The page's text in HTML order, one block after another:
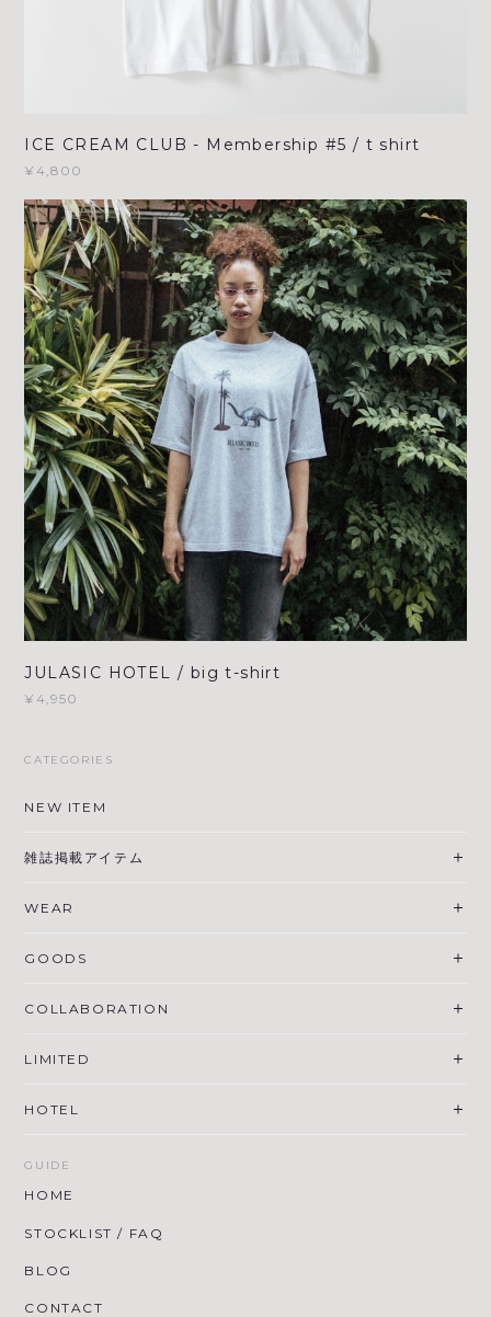
ICE CREAM CLUB - Membership #5 / t shirt
¥4,800
JULASIC HOTEL / big t-shirt
¥4,950
CATEGORIES
NEW ITEM
雑誌掲載アイテム
WEAR
GOODS
COLLABORATION
LIMITED
HOTEL
GUIDE
HOME
STOCKLIST / FAQ
BLOG
CONTACT